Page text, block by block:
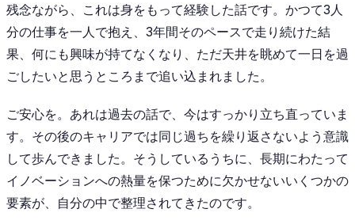
残念ながら、これは身をもって経験した話です。かつて3人
分の仕事を一人で抱え、3年間そのペースで走り続けた結
果、何にも興味が持てなくなり、ただ天井を眺めて一日を過
ごしたいと思うところまで追い込まれました。
ご安心を。あれは過去の話で、今はすっかり立ち直っていま
す。その後のキャリアでは同じ過ちを繰り返さないよう意識
して歩んできました。そうしているうちに、長期にわたって
イノベーションへの熱量を保つために欠かせないいくつかの
要素が、自分の中で整理されてきたのです。